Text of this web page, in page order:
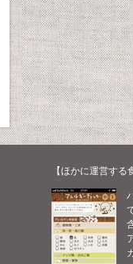
【ほかに運営する